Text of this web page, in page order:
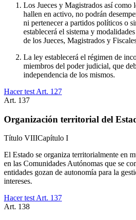
Los Jueces y Magistrados así como
hallen en activo, no podrán
ni pertenecer a partidos políticos o
establecerá el sistema y
de los Jueces, Magistrados y
La ley establecerá el régimen de
miembros del poder judicial, que
independencia de los mismos.
Hacer test Art. 127
Art. 137
Organización territorial del
Título VIIICapítulo I
El Estado se organiza territorialmente en
en las Comunidades Autónomas que se
entidades gozan de autonomía para la
intereses.
Hacer test Art. 137
Art. 138